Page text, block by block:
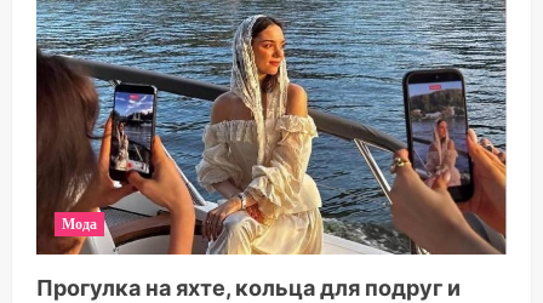
Мода
Прогулка на яхте, кольца для подруг и